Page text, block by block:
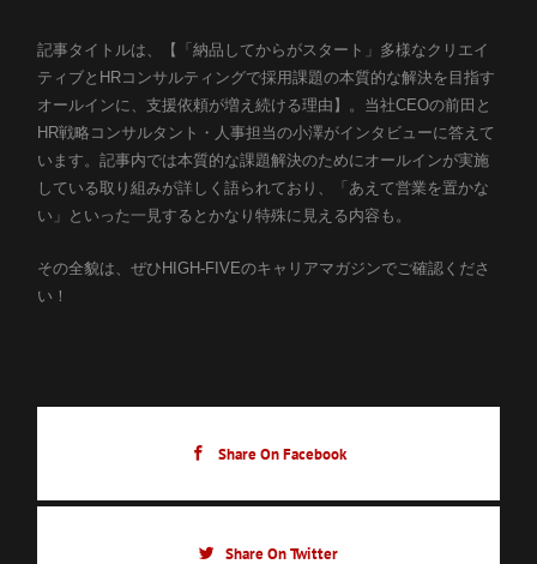
記事タイトルは、【「納品してからがスタート」多様なクリエイ
ティブとHRコンサルティングで採用課題の本質的な解決を目指す
オールインに、支援依頼が増え続ける理由】。当社CEOの前田と
HR戦略コンサルタント・人事担当の小澤がインタビューに答えて
います。記事内では本質的な課題解決のためにオールインが実施
している取り組みが詳しく語られており、「あえて営業を置かな
い」といった一見するとかなり特殊に見える内容も。
その全貌は、ぜひHIGH-FIVEのキャリアマガジンでご確認くださ
い！
Share On Facebook
Share On Twitter